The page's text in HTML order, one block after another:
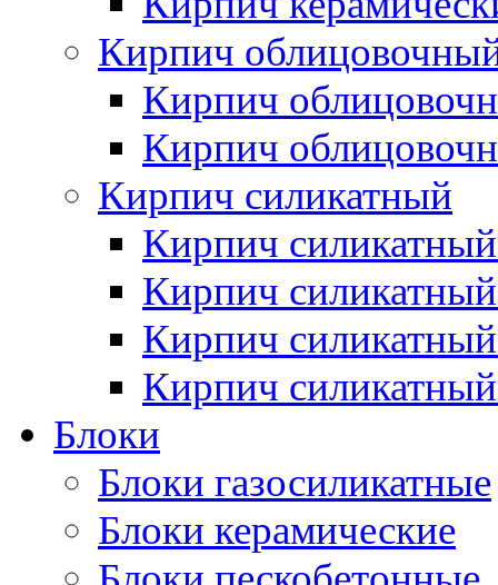
Кирпич
Кирпич
Кирпич
Кирпич силикатный
Кирпич
Кирпич
Кирпич
Кирпич
Блоки
Блоки газосиликатные
Блоки керамические